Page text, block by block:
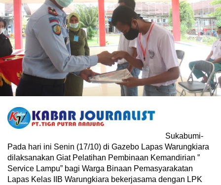
Sukabumi-
Pada hari ini Senin (17/10) di Gazebo Lapas Warungkiara
dilaksanakan Giat Pelatihan Pembinaan Kemandirian ”
Service Lampu” bagi Warga Binaan Pemasyarakatan
Lapas Kelas IIB Warungkiara bekerjasama dengan LPK